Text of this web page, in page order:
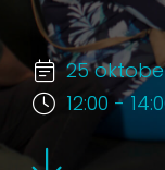
25
12:00 -